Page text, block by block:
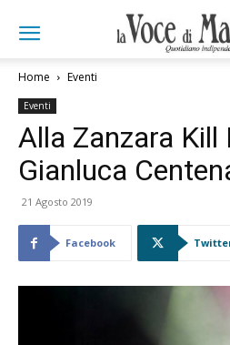
Home Eventi
Eventi
Alla Zanzara Kill
Gianluca
21 Agosto 2019
Facebook